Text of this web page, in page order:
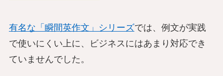
有名な「瞬間英作文」シリーズでは、例文が実践
で使いにくい上に、ビジネスにはあまり対応でき
ていませんでした。